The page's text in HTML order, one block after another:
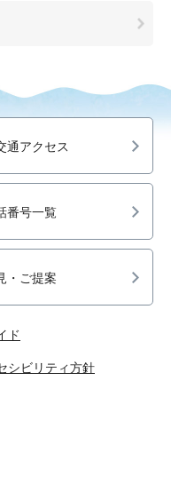
通アクセス
番号一覧
・ご提案
ド
シビリティ方針